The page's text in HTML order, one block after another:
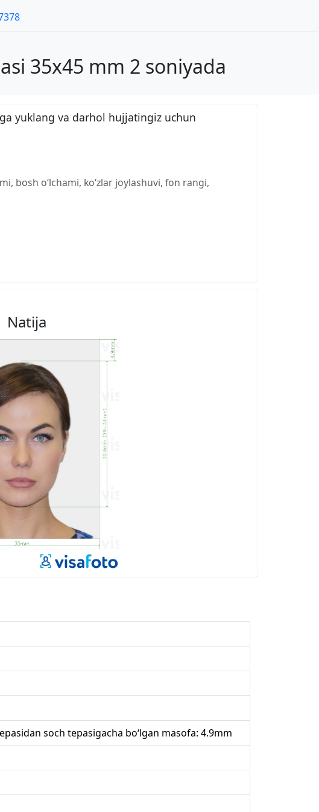
35x45 mm 2 soniyada
yuklang va darhol hujjatingiz uchun
bosh o‘lchami, ko‘zlar joylashuvi, fon rangi,
Natija
soch tepasigacha bo‘lgan masofa: 4.9mm